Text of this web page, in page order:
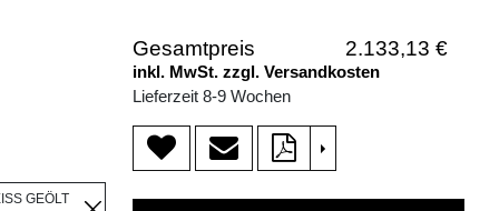
GEÖLT
Gesamtpreis 2.133,13 €
inkl. MwSt. zzgl. Versandkosten
Lieferzeit 8-9 Wochen
>